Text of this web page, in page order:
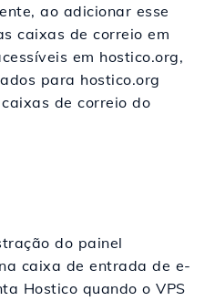
ao adicionar esse
caixas de correio em
em hostico.org,
para hostico.org
de correio do
do painel
caixa de entrada de e-
Hostico quando o VPS